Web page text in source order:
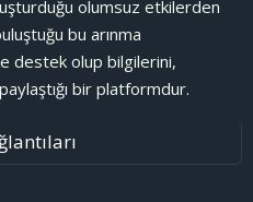
olumsuz etkilerden
bu arınma
destek olup bilgilerini,
bir platformdur.